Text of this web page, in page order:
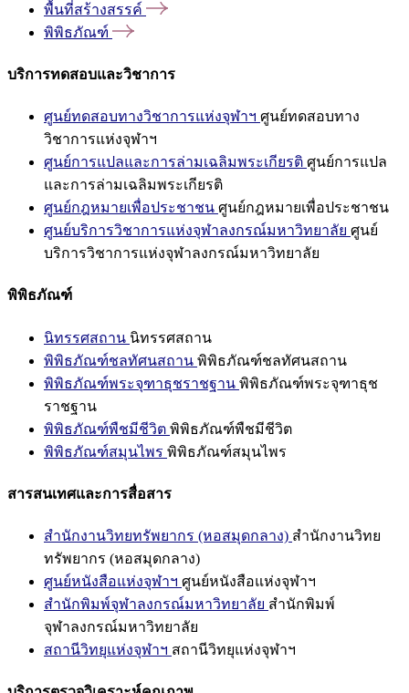
พื้นที่สร้างสรรค์
พิพิธภัณฑ์
บริการทดสอบและวิชาการ
ศูนย์ทดสอบทางวิชาการแห่งจุฬาฯ ศูนย์ทดสอบทาง
วิชาการแห่งจุฬาฯ
ศูนย์การแปลและการล่ามเฉลิมพระเกียรติ ศูนย์การแปล
และการล่ามเฉลิมพระเกียรติ
ศูนย์กฎหมายเพื่อประชาชน ศูนย์กฎหมายเพื่อประชาชน
ศูนย์บริการวิชาการแห่งจุฬาลงกรณ์มหาวิทยาลัย ศูนย์
บริการวิชาการแห่งจุฬาลงกรณ์มหาวิทยาลัย
พิพิธภัณฑ์
นิทรรศสถาน นิทรรศสถาน
พิพิธภัณฑ์ชลทัศนสถาน พิพิธภัณฑ์ชลทัศนสถาน
พิพิธภัณฑ์พระจุฑาธุชราชฐาน พิพิธภัณฑ์พระจุฑาธุช
ราชฐาน
พิพิธภัณฑ์พืชมีชีวิต พิพิธภัณฑ์พืชมีชีวิต
พิพิธภัณฑ์สมุนไพร พิพิธภัณฑ์สมุนไพร
สารสนเทศและการสื่อสาร
สำนักงานวิทยทรัพยากร (หอสมุดกลาง) สำนักงานวิทย
ทรัพยากร (หอสมุดกลาง)
ศูนย์หนังสือแห่งจุฬาฯ ศูนย์หนังสือแห่งจุฬาฯ
สำนักพิมพ์จุฬาลงกรณ์มหาวิทยาลัย สำนักพิมพ์
จุฬาลงกรณ์มหาวิทยาลัย
สถานีวิทยุแห่งจุฬาฯ สถานีวิทยุแห่งจุฬาฯ